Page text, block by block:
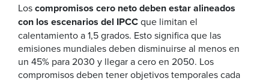
Loscompromisos cero neto deben estar alineados
con los escenarios del IPCCque limitan el
calentamiento a 1,5 grados. Esto significa que las
emisiones mundiales deben disminuirse al menos en
un 45% para 2030 y llegar a cero en 2050. Los
compromisos deben tener objetivos temporales cada